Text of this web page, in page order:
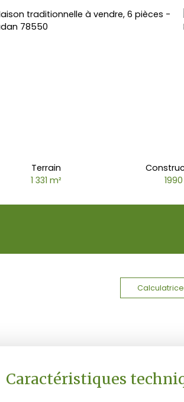
Terrain
1 331 m²
1990
Calculatrice
Caractéristiques